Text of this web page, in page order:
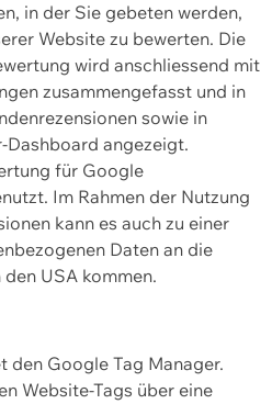
in der Sie gebeten werden,
Website zu bewerten. Die
wird anschliessend mit
zusammengefasst und in
sowie in
Dashboard angezeigt.
für Google
Im Rahmen der Nutzung
kann es auch zu einer
Daten an die
USA kommen.
den Google Tag Manager.
Website-Tags über eine